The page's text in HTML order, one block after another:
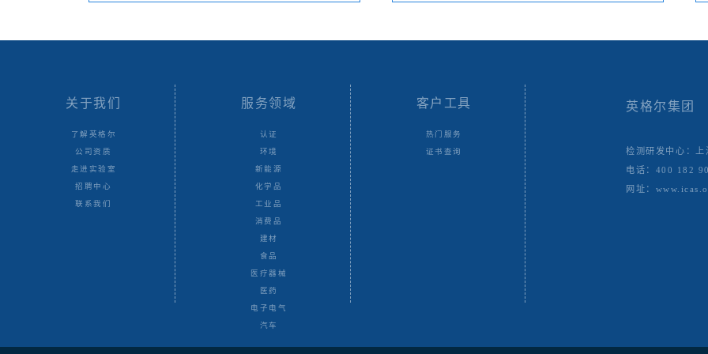
关于我们
了解英格尔
公司资质
走进实验室
招聘中心
联系我们
服务领域
认证
环境
新能源
化学品
工业品
消费品
建材
食品
医疗器械
医药
电子电气
汽车
客户工具
热门服务
证书查询
英格尔集团
检测研发中心：
电话：400 182
网址：